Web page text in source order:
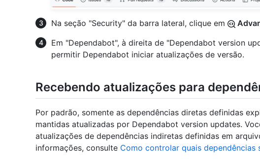
Na seção "Security" da barra lateral, clique em
Em "Dependabot", à direita de "Dependabot version
permitir Dependabot iniciar atualizações de versão.
Recebendo atualizações para
Por padrão, somente as dependências diretas definidas
mantidas atualizadas por Dependabot version updates.
atualizações de dependências indiretas definidas em
informações, consulte Como controlar quais